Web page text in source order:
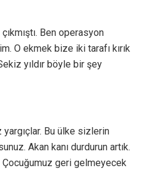
Ben operasyon
O ekmek bize iki tarafı kırık
yıldır böyle bir şey
Bu ülke sizlerin
Akan kanı durdurun artık.
Çocuğumuz geri gelmeyecek